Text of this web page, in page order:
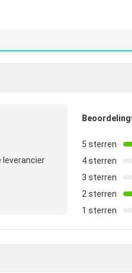
leverancier
5 sterren
4 sterren
3 sterren
2 sterren
1 sterren